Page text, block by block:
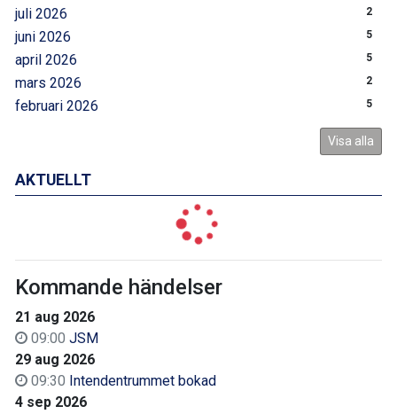
juli 2026 2
juni 2026 5
april 2026 5
mars 2026 2
februari 2026 5
Visa alla
AKTUELLT
Kommande händelser
21 aug 2026
09:00 JSM
29 aug 2026
09:30 Intendentrummet bokad
4 sep 2026